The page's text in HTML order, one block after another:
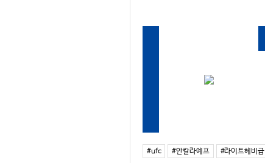
#ufc #안칼라예프 #라이트헤비급